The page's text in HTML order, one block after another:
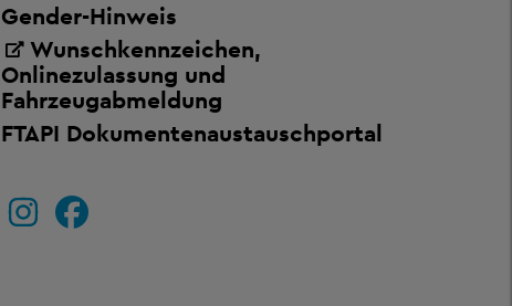
Gender-Hinweis
Wunschkennzeichen,
Onlinezulassung und
Fahrzeugabmeldung
FTAPI Dokumentenaustauschportal